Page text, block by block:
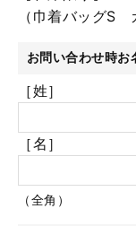
（巾着バッグS
お問い合わせ時お
［姓］
［名］
（全角）